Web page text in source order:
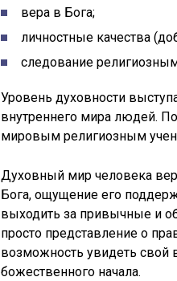
вера в Бога;
личностные качества
следование
Уровень духовности
внутреннего мира людей.
мировым религиозным
Духовный мир человека
Бога, ощущение его
выходить за привычные и
просто представление о
возможность увидеть
божественного начала.